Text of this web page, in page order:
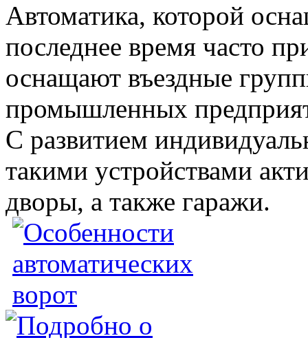
Автоматика, которой
последнее время часто
оснащают въездные
промышленных
С развитием
такими устройствами
дворы, а также гаражи.